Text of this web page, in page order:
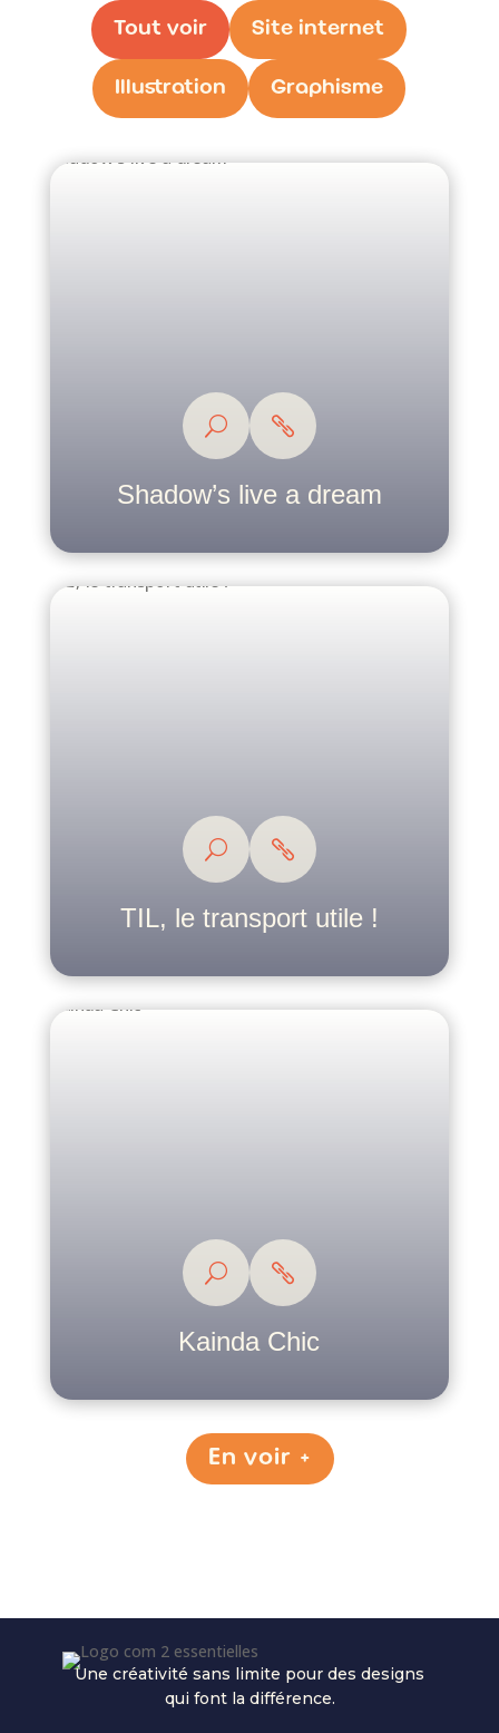
Tout voir Site internet
Illustration Graphisme
Shadow’s live a dream
TIL, le transport utile !
Kainda Chic
En voir +
Une créativité sans limite pour des designs
qui font la différence.